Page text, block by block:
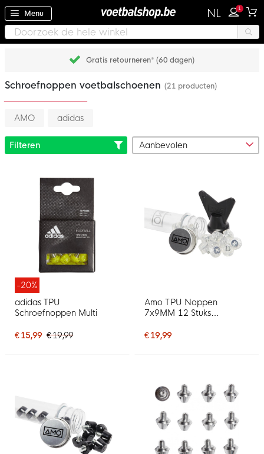
Menu NL 1
Gratis retourneren* (60 dagen)
Schroefnoppen voetbalschoenen (21 producten)
AMO adidas
Filteren
-20%
adidas TPU
Schroefnoppen Multi
€ 15,99 € 19,99
Amo TPU Noppen
7x9MM 12 Stuks
€ 19,99